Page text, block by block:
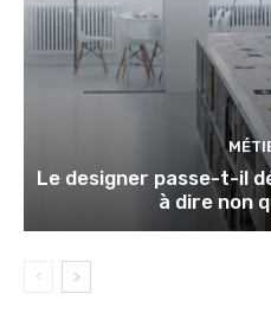
Le designer passe-t-il
à dire non